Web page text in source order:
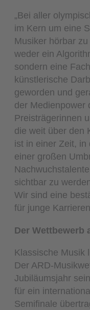
„Bei aller
im Kern um eine
Musiker hörbar
weder ein
sondern eine
künstlerische
geworden und
der Medienpower
Preisträgerinnen
die weit über den
ist in einer Zeit, in
einer großen
sichtbar zu
Wir sind eine
für junge
Der Wettbewerb
Klassische Musik
Der ARD-
Jubiläumsjahr
für ein
Semifinale